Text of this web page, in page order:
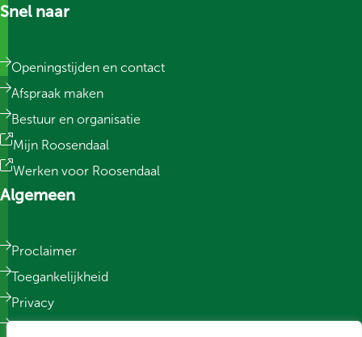
Snel naar
Openingstijden en contact
Afspraak maken
Bestuur en organisatie
Mijn Roosendaal
Werken voor Roosendaal
Algemeen
Proclaimer
Toegankelijkheid
Privacy